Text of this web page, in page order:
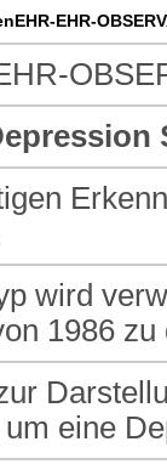
EHR-
wird
1986
eine